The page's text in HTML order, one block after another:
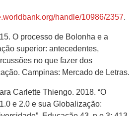
handle/10986/2357.
O processo de Bolonha e a
superior: antecedentes,
no que fazer dos
Campinas: Mercado de Letras.
Carlette Thiengo. 2018. “O
e 2.0 e sua Globalização: